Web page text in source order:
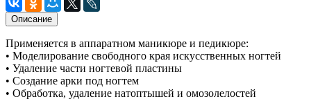
Описание
Применяется в аппаратном маникюре и педикюре:
• Моделирование свободного края искусственных ногтей
• Удаление части ногтевой пластины
• Создание арки под ногтем
• Обработка, удаление натоптышей и омозолелостей